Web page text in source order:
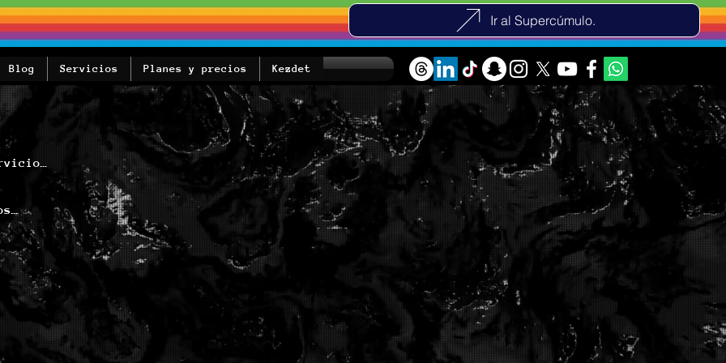
Ir al Supercúmulo.
Kezdet
Planes y precios
Servicios
Blog
1.2;
"Aplicación de billetera digital de terceros" se refiere a cualquier aplicación móvil de billetera digital que permite a los usuarios
almacenar información de la Tarjeta Elegible y realizar pagos con un dispositivo móvil elegible; "Marcas" tendrá el significado que se le atribuye al término en la Cláusula 11.1(a);
“Transacción” tendrá el significado atribuido al término en la Cláusula 9.1;
"Historial de transacciones" significa registros de todas las transacciones y cualquier detalle relevante para dichas transacciones.
en su Monedero de Activos Digitales;
“Transacción no autorizada” significa una Transacción o un Retiro de Fiat que no está autorizado por Usted. Para evitar dudas, una Transacción o un Retiro de Fiat que sea autorizado y/o iniciado por Usted como resultado de un error, coacción, fraude, tergiversación, incentivo, etc., no constituirá una Transacción no autorizada;
"Red bifurcada no admitida" tendrá el significado atribuido al término en la Cláusula 9A.2; "nosotros/nuestro" significa Laniakea;
“Cuenta Bancaria de Retiro” tiene el significado que se le otorga en la Cláusula 7.1B(b); "usted/su" se refiere a la persona que es el usuario de los Servicios de la aplicación Laniakea. 


2. Los servicios que ofrecemos 
2. LOS SERVICIOS
2.1.Los Servicios de la aplicación Laniakea comprenderán los siguientes servicios:
(a) monederos de Activos Digitales alojados ("Monedero de Activos Digitales") por
y servicios.

Buscar tu fidelización mediante un programa de beneficios.

Hacer que la plataforma crezca de una manera sustentable y segura mediante herramientas y acciones de prevención del fraude y delitos relacionados.

Entrenar el modelo de algoritmo de detección y prevención automatizada del fraude.

Colabora con los titula